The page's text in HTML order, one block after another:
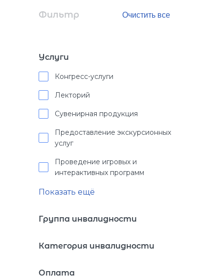
Фильтр
Услуги
Конгресс-услуги
Лекторий
Сувенирная продукция
Предоставление экскурсионных
услуг
Проведение игровых и
интерактивных программ
Показать ещё
Группа инвалидности
Категория инвалидности
Оплата